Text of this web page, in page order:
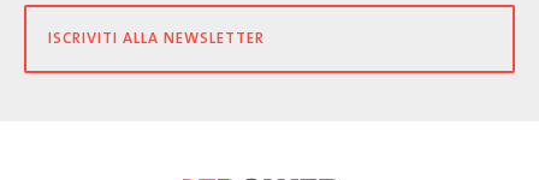
ISCRIVITI ALLA NEWSLETTER